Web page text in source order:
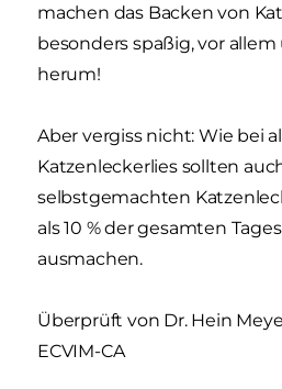
machen das Backen von
besonders spaßig, vor
herum!
Aber vergiss nicht: Wie bei
Katzenleckerlies sollten
selbstgemachten
als 10 % der gesamten
ausmachen.
Überprüft von Dr. Hein
ECVIM-CA